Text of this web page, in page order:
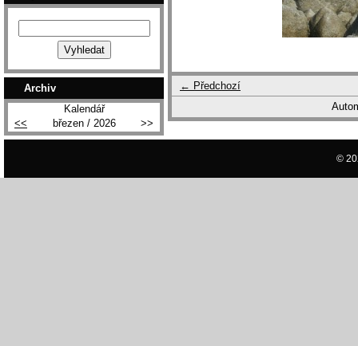
← Předchozí
Archiv
Kalendář
<<
březen / 2026 >>
©